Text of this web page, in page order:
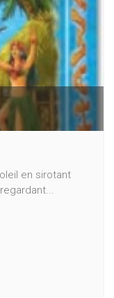
en sirotant